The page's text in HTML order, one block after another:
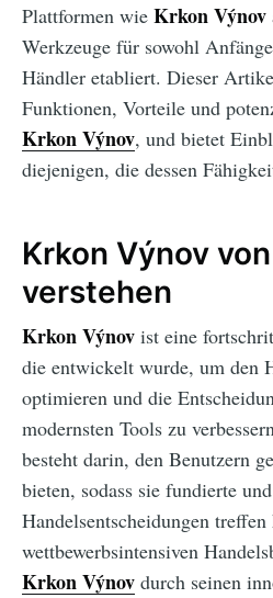
Plattformen wie Krkon Výnov
Werkzeuge für sowohl
Händler etabliert. Dieser
Funktionen, Vorteile und
Krkon Výnov, und bietet
diejenigen, die dessen
Krkon Výnov
verstehen
Krkon Výnov ist eine
die entwickelt wurde, um den
optimieren und die
modernsten Tools zu
besteht darin, den Benutzern
bieten, sodass sie fundierte
Handelsentscheidungen
wettbewerbsintensiven
Krkon Výnov durch seinen